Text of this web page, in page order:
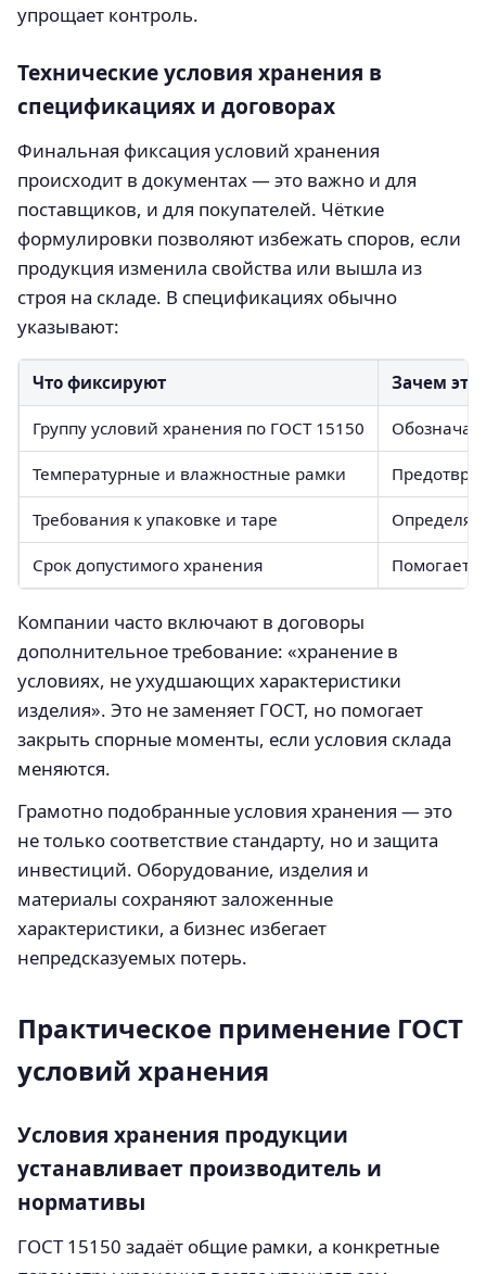
упрощает контроль.
Технические условия хранения в
спецификациях и договорах
Финальная фиксация условий хранения
происходит в документах — это важно и для
поставщиков, и для покупателей. Чёткие
формулировки позволяют избежать споров, если
продукция изменила свойства или вышла из
строя на складе. В спецификациях обычно
указывают:
Что фиксируют Зачем это
Группу условий хранения по ГОСТ 15150
Температурные и влажностные рамки
Требования к упаковке и таре
Срок допустимого хранения Помогает
Компании часто включают в договоры
дополнительное требование: «хранение в
условиях, не ухудшающих характеристики
изделия». Это не заменяет ГОСТ, но помогает
закрыть спорные моменты, если условия склада
меняются.
Грамотно подобранные условия хранения — это
не только соответствие стандарту, но и защита
инвестиций. Оборудование, изделия и
материалы сохраняют заложенные
характеристики, а бизнес избегает
непредсказуемых потерь.
Практическое применение ГОСТ
условий хранения
Условия хранения продукции
устанавливает производитель и
нормативы
ГОСТ 15150 задаёт общие рамки, а конкретные